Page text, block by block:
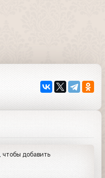
, чтобы добавить